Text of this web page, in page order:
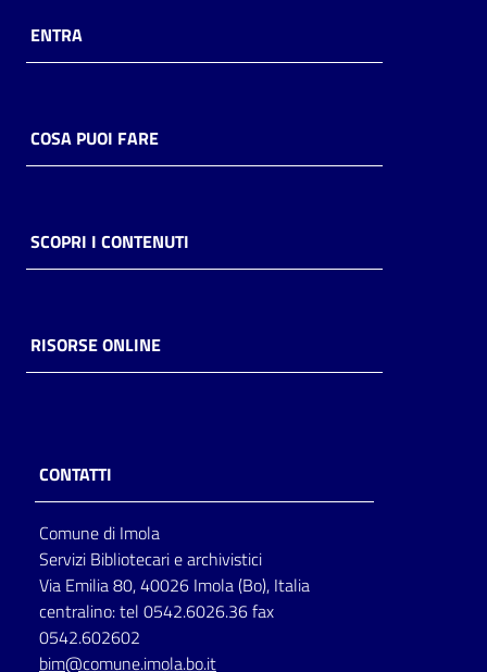
ENTRA
COSA PUOI FARE
SCOPRI I CONTENUTI
RISORSE ONLINE
CONTATTI
Comune di Imola
Servizi Bibliotecari e archivistici
Via Emilia 80, 40026 Imola (Bo), Italia
centralino: tel 0542.6026.36 fax
0542.602602
bim@comune.imola.bo.it